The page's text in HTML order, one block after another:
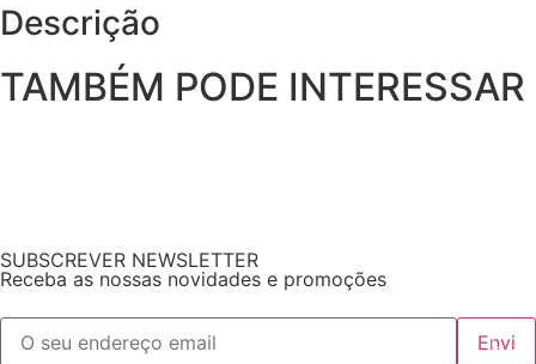
Descrição
TAMBÉM PODE INTERESSAR
SUBSCREVER NEWSLETTER
Receba as nossas novidades e promoções